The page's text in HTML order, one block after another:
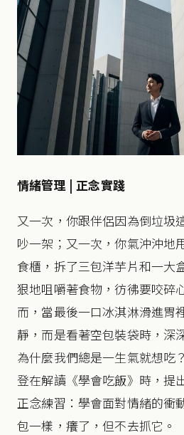
情緒管理 | 正念實踐
又一次，你跟伴侶因為倒垃圾
吵一架；又一次，你氣沖沖地
食櫃，拆了三包洋芋片和一大
狠地咀嚼著食物，彷彿要咬碎
而，當最後一口冰淇淋滑進胃
靜，而是看著空包裝袋時，深
為什麼我們總是一生氣就想吃
登在解讀《學會吃飯》時，提
正念練習：學會面對情緒的衝
包一樣，癢了，但不去抓它。